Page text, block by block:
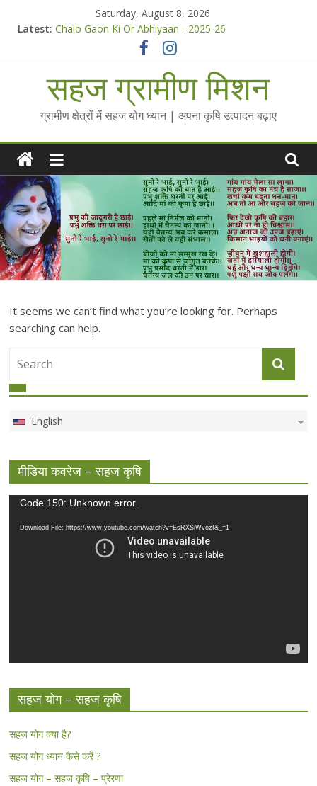
Saturday, August 8, 2026
Latest: Chalo Gaon Ki Or Abhiyaan - 2025-26
Collected Talks on Vibrated Water
सहज कृषि प्रचार-प्रसार किट
Standee Designs @ 2025 for Sahaj Krishi Promotions
सहज ग्रामीण मिशन
ग्रामीण क्षेत्रों में सहज योग ध्यान | अपना कृषि उत्पादन बढ़ाए
It seems we can’t find what you’re looking for. Perhaps
searching can help.
English
मीडिया कवरेज – सहज कृषि
Video
Code 150: Unknown error.
Download File: https://www.youtube.com/watch?v=EsRXSiWvozI&_=1
सहज योग – सहज कृषि
सहज योग क्या है?
सहज योग ध्यान कैसे करें ?
सहज योग – सहज कृषि – प्रेरणा